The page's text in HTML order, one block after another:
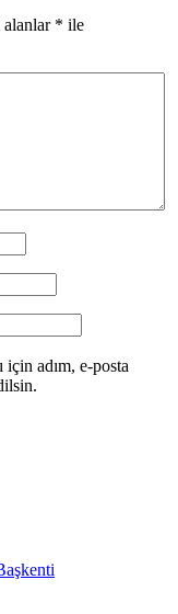
* ile
için adım, e-posta